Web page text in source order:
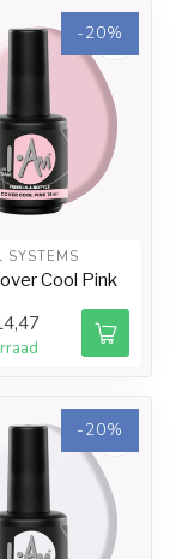
-20%
SYSTEMS
Cool Pink
-20%